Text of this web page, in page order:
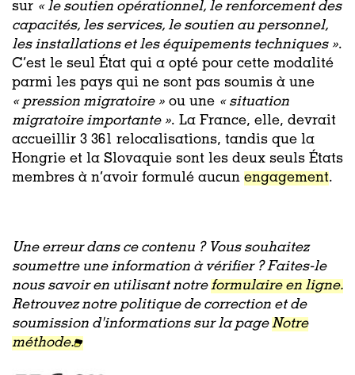
sur « le soutien opérationnel, le renforcement des
capacités, les services, le soutien au personnel,
les installations et les équipements techniques ».
C’est le seul État qui a opté pour cette modalité
parmi les pays qui ne sont pas soumis à une
« pression migratoire » ou une « situation
migratoire importante ». La France, elle, devrait
accueillir 3 361 relocalisations, tandis que la
Hongrie et la Slovaquie sont les deux seuls États
membres à n’avoir formulé aucun engagement.
Une erreur dans ce contenu ? Vous souhaitez
soumettre une information à vérifier ? Faites-le
nous savoir en utilisant notreformulaire en ligne.
Retrouvez notre politique de correction et de
soumission d'informations sur la pageNotre
méthode.